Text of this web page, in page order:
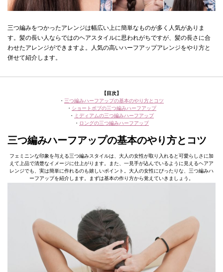
三つ編みをつかったアレンジは幅広い上に簡単なものが多く人気がありま
す。髪の長い人ならではのヘアスタイルに思われがちですが、髪の長さに合
わせたアレンジができますよ。人気の高いハーフアップアレンジをやり方と
併せて紹介します。
【目次】
・ 三つ編みハーフアップの基本のやり方とコツ
・ ショートボブの三つ編みハーフアップ
・ ミディアムの三つ編みハーフアップ
・ ロングの三つ編みハーフアップ
三つ編みハーフアップの基本のやり方とコツ
フェミニンな印象を与える三つ編みスタイルは、大人の女性が取り入れると可愛らしさに加
えて上品で清楚なイメージに仕上がります。また、一見手が込んでいるように見えるヘアア
レンジでも、実は簡単に作れるのも嬉しいポイント。大人の女性にぴったりな、三つ編みハ
ーフアップを紹介します。まずは基本の作り方から覚えていきましょう。